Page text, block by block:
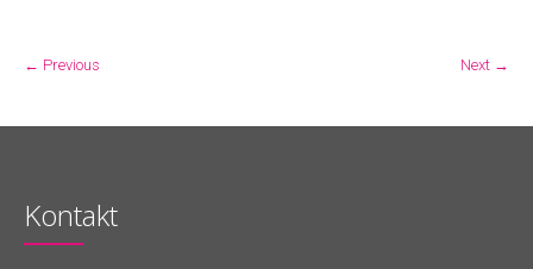
← Previous Next →
Kontakt